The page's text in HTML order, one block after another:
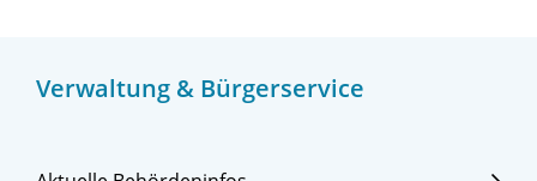
Verwaltung & Bürgerservice